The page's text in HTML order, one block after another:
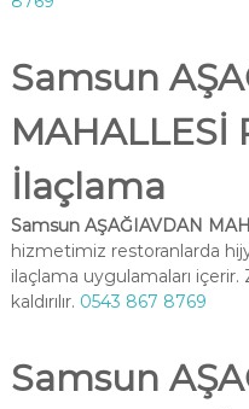
Samsun
MAHALLESİ
İlaçlama
Samsun AŞAĞIAVDAN
hizmetimiz restoranlarda
ilaçlama uygulamaları içerir.
kaldırılır. 0543 867 8769
Samsun